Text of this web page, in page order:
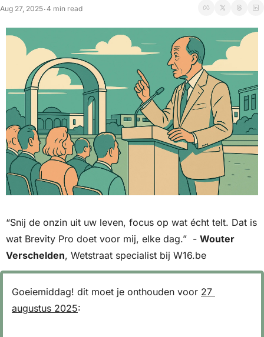
Aug 27, 2025•4 min read
“Snij de onzin uit uw leven, focus op wat écht telt. Dat is
wat Brevity Pro doet voor mij, elke dag.”  - Wouter
Verschelden, Wetstraat specialist bij W16.be
Goeiemiddag! dit moet je onthouden voor 27
augustus 2025: